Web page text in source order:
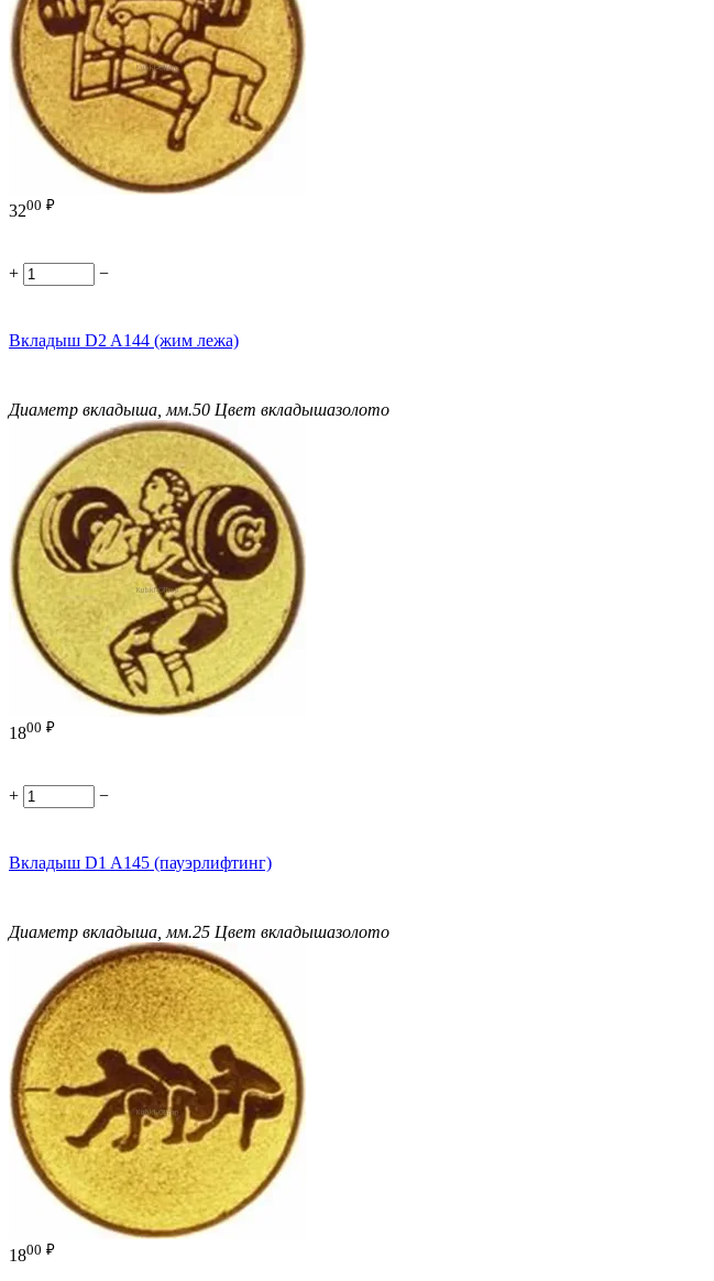
3200 ₽
+ −
Вкладыш D2 A144 (жим лежа)
Диаметр вкладыша, мм.50 Цвет вкладышазолото
1800 ₽
+ −
Вкладыш D1 A145 (пауэрлифтинг)
Диаметр вкладыша, мм.25 Цвет вкладышазолото
1800 ₽